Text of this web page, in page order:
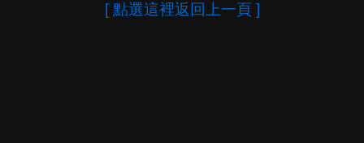
[ 點選這裡返回上一頁 ]